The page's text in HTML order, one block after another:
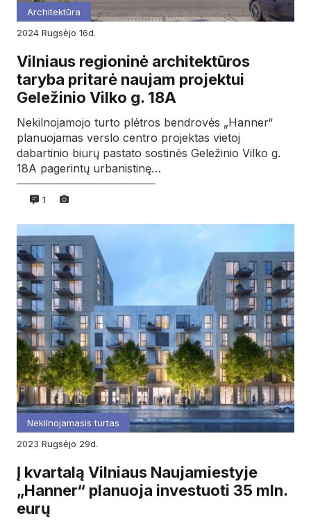
Architektūra
2024
rugsėjo 16d.
Vilniaus regioninė architektūros
taryba pritarė naujam projektui
Geležinio Vilko g. 18A
Nekilnojamojo turto plėtros bendrovės „Hanner“
planuojamas verslo centro projektas vietoj
dabartinio biurų pastato sostinės Geležinio Vilko g.
18A pagerintų urbanistinę…
1
Nekilnojamasis turtas
2023
rugsėjo 29d.
Į kvartalą Vilniaus Naujamiestyje
„Hanner“ planuoja investuoti 35 mln.
eurų